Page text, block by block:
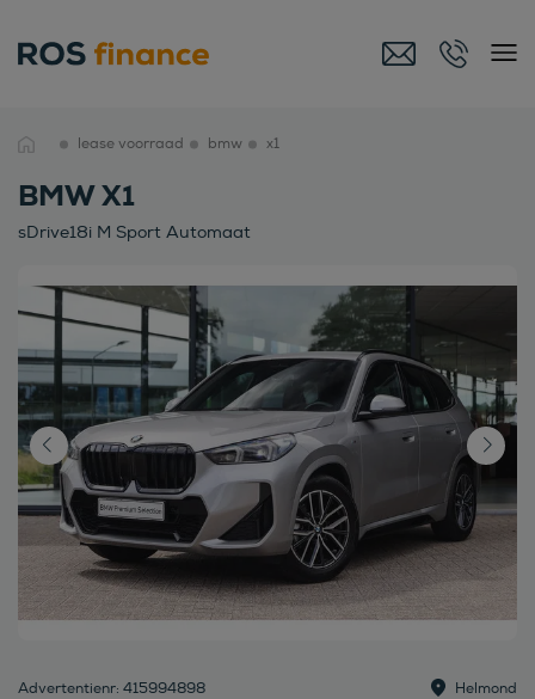
lease voorraad bmw x1
BMW X1
sDrive18i M Sport Automaat
Advertentienr: 415994898
Helmond